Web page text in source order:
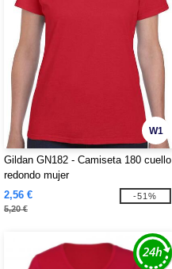
W1
Gildan GN182 - Camiseta 180 cuello
redondo mujer
2,56 €
5,20 €
-51%